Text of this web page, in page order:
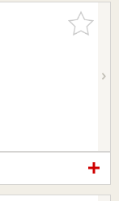
お気に入
りに追加